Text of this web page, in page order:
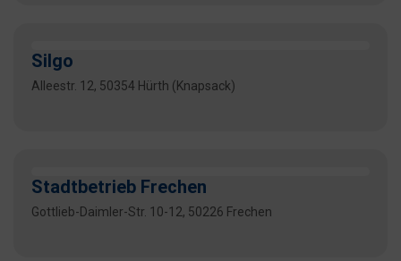
Silgo
Alleestr. 12, 50354 Hürth (Knapsack)
Stadtbetrieb Frechen
Gottlieb-Daimler-Str. 10-12, 50226 Frechen